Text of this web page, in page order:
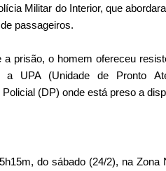
Militar do Interior, que
passageiros.
a prisão, o homem ofereceu
UPA (Unidade de Pronto
(DP) onde está preso a
do sábado (24/2), na Zona